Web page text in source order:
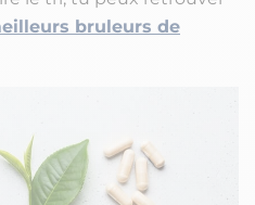
bruleurs de